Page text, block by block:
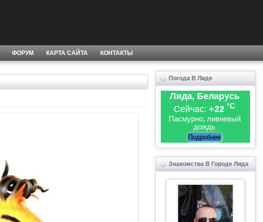
ФОРУМ КАРТА САЙТА КОНТАКТЫ
Погода В Лиде
Лида, Беларусь
Сейчас: +22 °C
Пасмурно, ливневый
дождь
Подробнее
Знакомства В Городе Лида